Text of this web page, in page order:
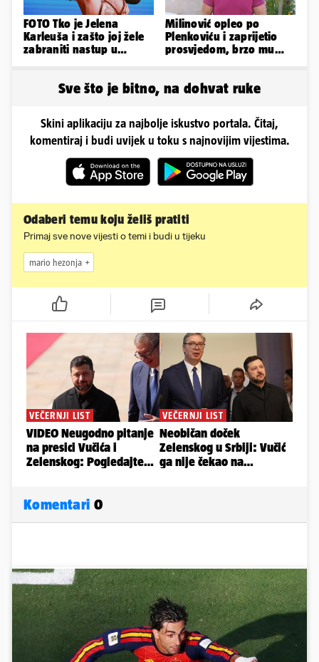
FOTO Tko je Jelena
Karleuša i zašto joj žele
zabraniti nastup u
Milinović opleo po
Plenkoviću i zaprijetio
prosvjedom, brzo mu
Sve što je bitno, na dohvat ruke
Skini aplikaciju za najbolje iskustvo portala. Čitaj,
komentiraj i budi uvijek u toku s najnovijim vijestima.
Odaberi temu koju želiš pratiti
Primaj sve nove vijesti o temi i budi u tijeku
mario hezonja
Komentari 0